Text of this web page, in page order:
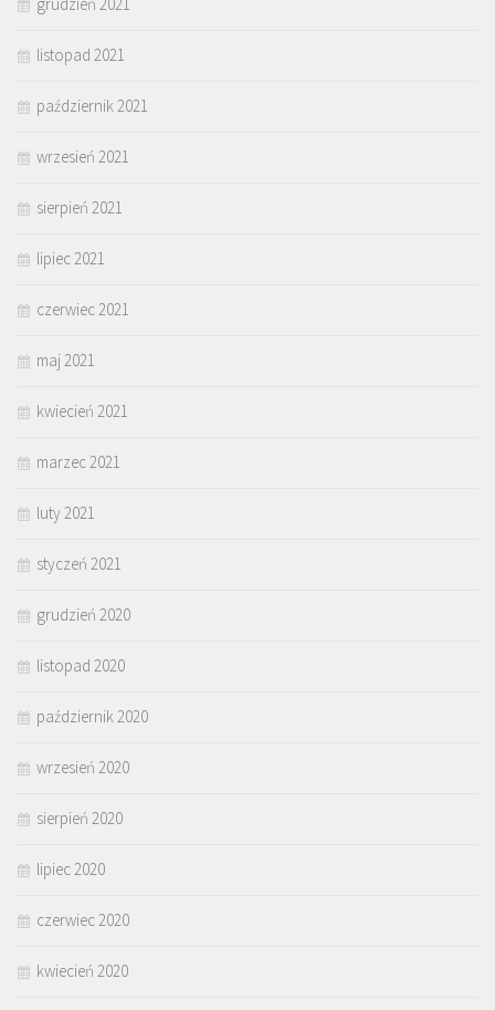
listopad 2021
październik 2021
wrzesień 2021
sierpień 2021
lipiec 2021
czerwiec 2021
maj 2021
kwiecień 2021
marzec 2021
luty 2021
styczeń 2021
grudzień 2020
listopad 2020
październik 2020
wrzesień 2020
sierpień 2020
lipiec 2020
czerwiec 2020
kwiecień 2020